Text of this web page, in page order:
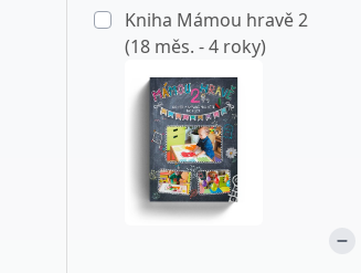
Kniha Mámou hravě 2
(18 měs. - 4 roky)